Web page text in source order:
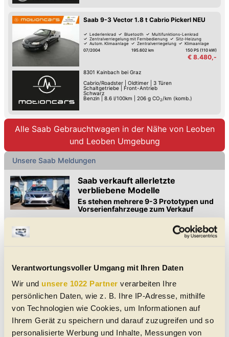
Verantwortungsvoller Umgang mit Ihren Daten
Wir und unsere 1022 Partner verarbeiten Ihre
persönlichen Daten, wie z. B. Ihre IP-Adresse, mithilfe
von Technologien wie Cookies, um Informationen auf
Ihrem Gerät zu speichern und darauf zuzugreifen und so
personalisierte Werbung und Inhalte, Messungen von
Saab 9-3 Vector 1.8 t Cabrio Pickerl NEU
Lederlenkrad Bluetooth
Multifunktions-Lenkrad
Zentralverriegelung mit Fernbedienung
Sitz-Heizung
Autom. Klimaanlage
Zentralverriegelung
Klimaanlage
07/2004
195.602 km 150 PS (110 kW)
€ 8.480,-
8301 Kainbach bei Graz
Cabrio/Roadster| Oldtimer|
3 Türen
Schaltgetriebe| Front-Antrieb
Schwarz
Benzin
8.6 l/100km 206 g CO2 /km (komb.)
Alle Saab Gebrauchtwagen in der Nähe von Leoben
und Leoben Umgebung
Unsere Saab Meldungen
Saab verkauft allerletzte
verbliebene Modelle
Es stehen mehrere 9-3 Prototypen und
Vorserienfahrzeuge zum Verkauf
Die letzten verbliebenen Modelle aus dem schwedischen
Saab-Werk stehen zum Verkauf. Sehen Sie sich die sieben 9-3
Er zählt zu den seltensten Modellen der
untergegangenen schwedischen Marke
Saab 9-5 SportWagon 2011: Extrem selten, nur 33 gebaut,
letztes Modell der Marke und Sammlerstück der zweiten 9-5-
Generation.
Saab 900 II (1993-1998): Klassiker
der Zukunft?